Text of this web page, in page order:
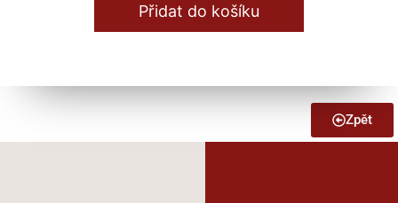
Přidat do košíku
Zpět